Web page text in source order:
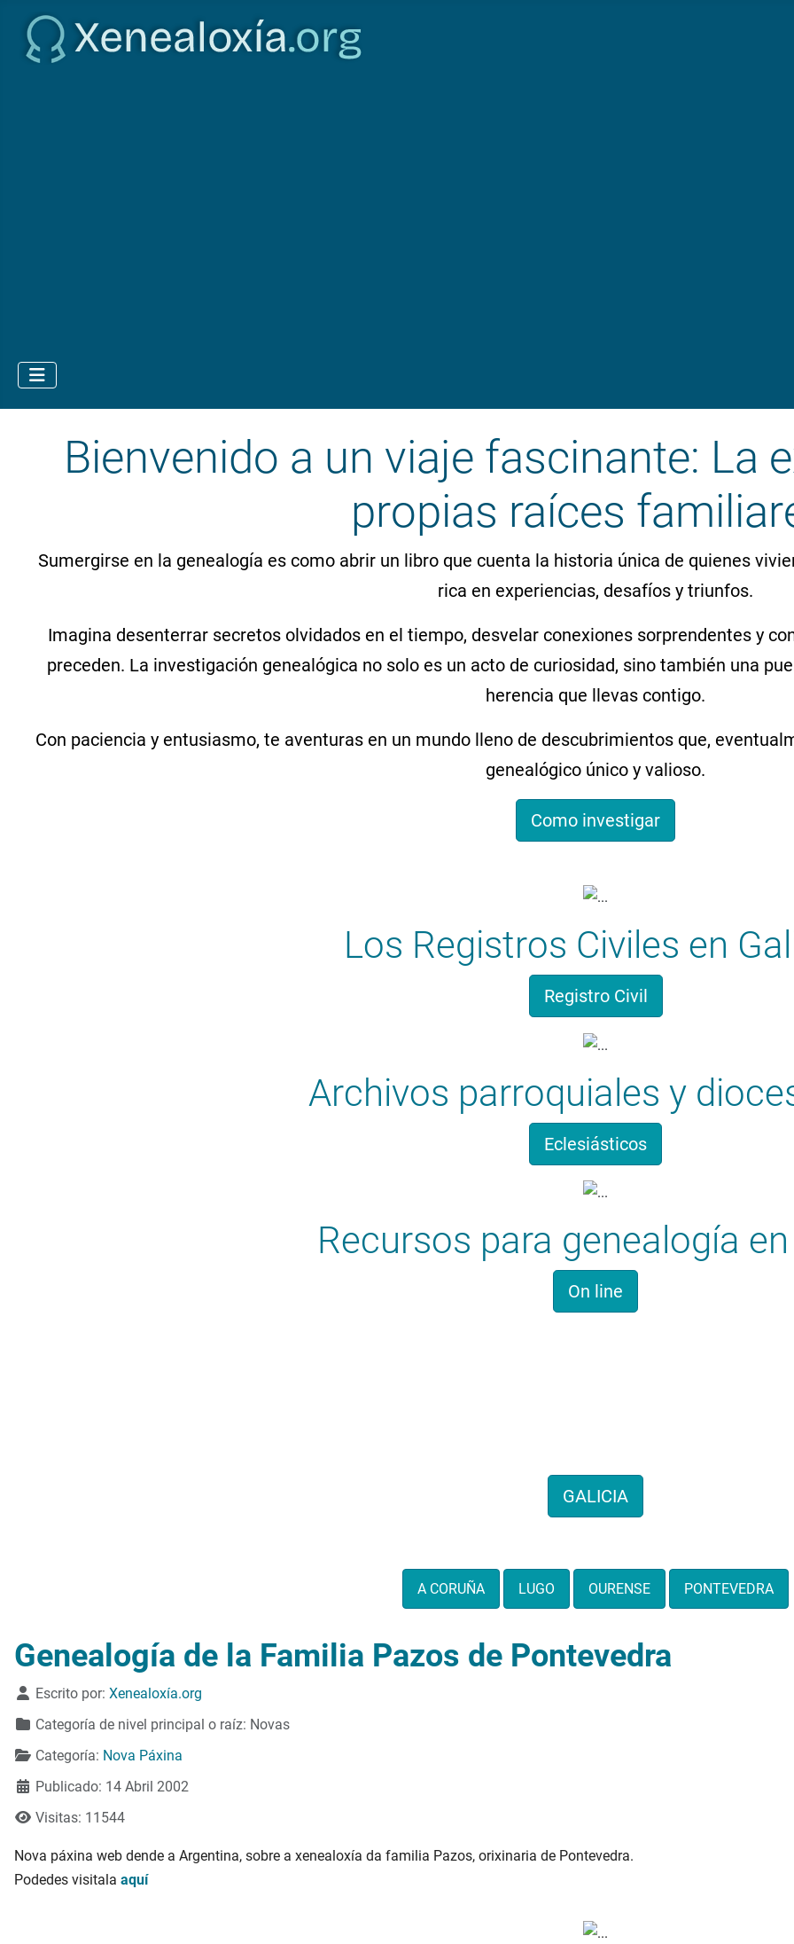
Bienvenido a un viaje fascinante: La
propias raíces
Sumergirse en la genealogía es como abrir un libro que cuenta la historia única de quienes
rica en experiencias, desafíos y triunfos.
Imagina desenterrar secretos olvidados en el tiempo, desvelar conexiones sorprendentes y
preceden. La investigación genealógica no solo es un acto de curiosidad, sino también una
herencia que llevas contigo.
Con paciencia y entusiasmo, te aventuras en un mundo lleno de descubrimientos que,
genealógico único y valioso.
Como investigar
Los Registros Civiles en
Registro Civil
Archivos parroquiales y
Eclesiásticos
Recursos para genealogía
On line
GALICIA
A CORUÑA LUGO OURENSE PONTEVEDRA
Genealogía de la Familia Pazos de Pontevedra
Detalles
Escrito por: Xenealoxía.org
Categoría de nivel principal o raíz: Novas
Categoría: Nova Páxina
Publicado: 14 Abril 2002
Visitas: 11544
Nova páxina web dende a Argentina, sobre a xenealoxía da familia Pazos, orixinaria de Pontevedra.
Podedes visitala aquí